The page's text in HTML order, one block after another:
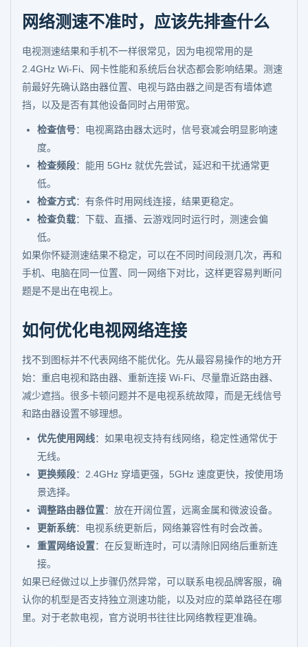
网络测速不准时，应该先排查什么
电视测速结果和手机不一样很常见，因为电视常用的是
2.4GHz Wi-Fi、网卡性能和系统后台状态都会影响结果。测速
前最好先确认路由器位置、电视与路由器之间是否有墙体遮
挡，以及是否有其他设备同时占用带宽。
检查信号：电视离路由器太远时，信号衰减会明显影响速
度。
检查频段：能用 5GHz 就优先尝试，延迟和干扰通常更
低。
检查方式：有条件时用网线连接，结果更稳定。
检查负载：下载、直播、云游戏同时运行时，测速会偏
低。
如果你怀疑测速结果不稳定，可以在不同时间段测几次，再和
手机、电脑在同一位置、同一网络下对比，这样更容易判断问
题是不是出在电视上。
如何优化电视网络连接
找不到图标并不代表网络不能优化。先从最容易操作的地方开
始：重启电视和路由器、重新连接 Wi-Fi、尽量靠近路由器、
减少遮挡。很多卡顿问题并不是电视系统故障，而是无线信号
和路由器设置不够理想。
优先使用网线：如果电视支持有线网络，稳定性通常优于
无线。
更换频段：2.4GHz 穿墙更强，5GHz 速度更快，按使用场
景选择。
调整路由器位置：放在开阔位置，远离金属和微波设备。
更新系统：电视系统更新后，网络兼容性有时会改善。
重置网络设置：在反复断连时，可以清除旧网络后重新连
接。
如果已经做过以上步骤仍然异常，可以联系电视品牌客服，确
认你的机型是否支持独立测速功能，以及对应的菜单路径在哪
里。对于老款电视，官方说明书往往比网络教程更准确。